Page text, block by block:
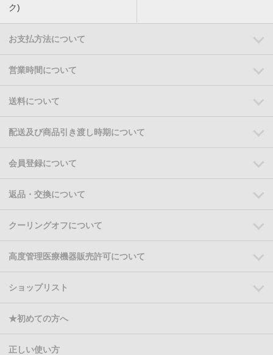
ク)
お支払方法について
営業時間について
送料について
配送及び商品引き渡し時期について
会員登録について
返品・交換について
クーリングオフについて
高度管理医療機器販売許可について
ショップリスト
★初めての方へ
正しい使い方